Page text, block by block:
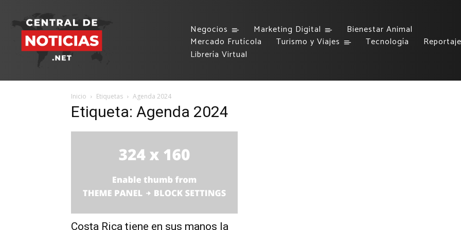
Negocios Marketing Digital
Bienestar Animal
Mercado Frutícola
Turismo y Viajes Tecnología
Librería Virtual
Inicio Etiquetas Agenda 2024
Etiqueta: Agenda 2024
Costa Rica tiene en sus manos la